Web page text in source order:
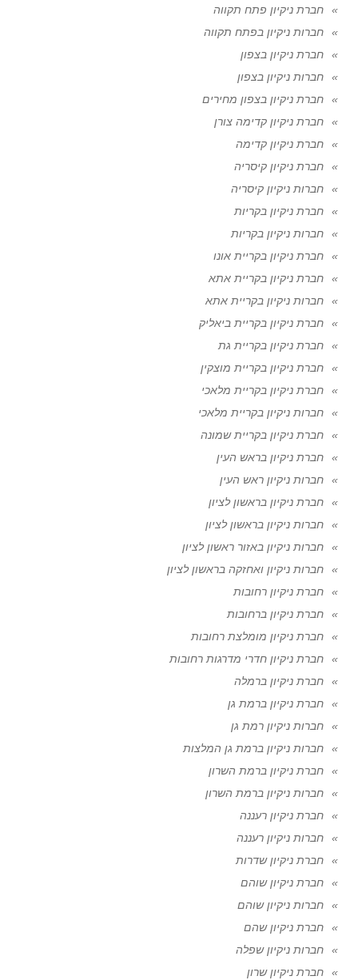
חברת ניקיון פתח תקווה
חברות ניקיון בפתח תקווה
חברת ניקיון בצפון
חברות ניקיון בצפון
חברת ניקיון בצפון מחירים
חברת ניקיון קדימה צורן
חברת ניקיון קדימה
חברת ניקיון קיסריה
חברות ניקיון קיסריה
חברת ניקיון בקריות
חברות ניקיון בקריות
חברת ניקיון בקריית אונו
חברת ניקיון בקריית אתא
חברות ניקיון בקריית אתא
חברת ניקיון בקריית ביאליק
חברת ניקיון בקריית גת
חברת ניקיון בקריית מוצקין
חברת ניקיון בקריית מלאכי
חברות ניקיון בקריית מלאכי
חברת ניקיון בקריית שמונה
חברת ניקיון בראש העין
חברות ניקיון ראש העין
חברת ניקיון בראשון לציון
חברות ניקיון בראשון לציון
חברות ניקיון באזור ראשון לציון
חברות ניקיון ואחזקה בראשון לציון
חברת ניקיון רחובות
חברת ניקיון ברחובות
חברת ניקיון מומלצת רחובות
חברת ניקיון חדרי מדרגות רחובות
חברת ניקיון ברמלה
חברת ניקיון ברמת גן
חברות ניקיון רמת גן
חברות ניקיון ברמת גן המלצות
חברת ניקיון ברמת השרון
חברות ניקיון ברמת השרון
חברת ניקיון רעננה
חברות ניקיון רעננה
חברת ניקיון שדרות
חברת ניקיון שוהם
חברות ניקיון שוהם
חברת ניקיון שהם
חברות ניקיון שפלה
חברת ניקיון שרון